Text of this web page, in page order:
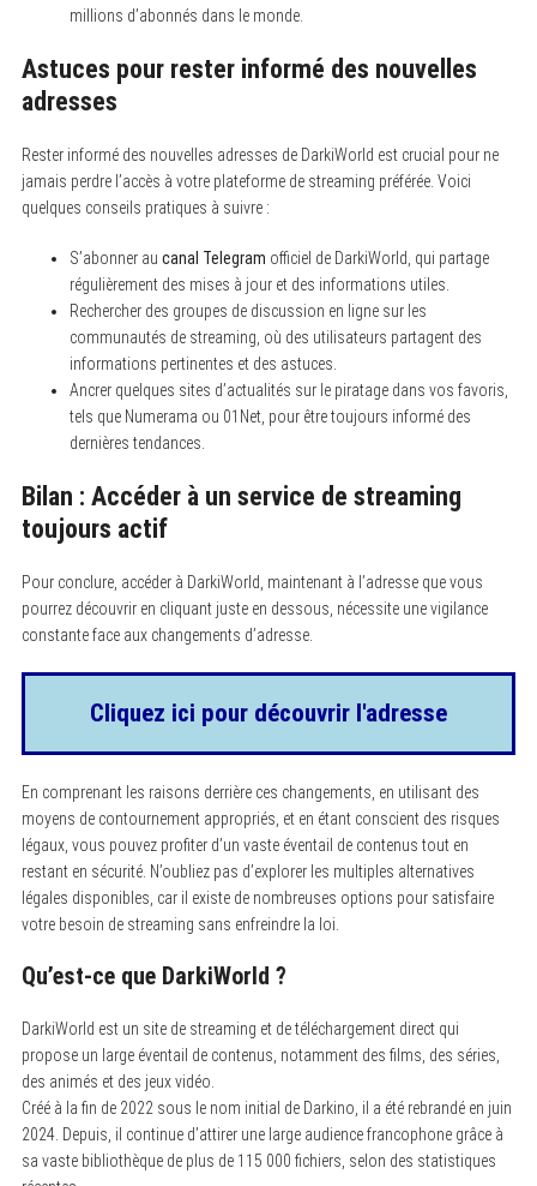
millions d’abonnés dans le monde.
Astuces pour rester informé des nouvelles
adresses
Rester informé des nouvelles adresses de DarkiWorld est crucial pour ne
jamais perdre l’accès à votre plateforme de streaming préférée. Voici
quelques conseils pratiques à suivre :
S’abonner au canal Telegram officiel de DarkiWorld, qui partage
régulièrement des mises à jour et des informations utiles.
Rechercher des groupes de discussion en ligne sur les
communautés de streaming, où des utilisateurs partagent des
informations pertinentes et des astuces.
Ancrer quelques sites d’actualités sur le piratage dans vos favoris,
tels que Numerama ou 01Net, pour être toujours informé des
dernières tendances.
Bilan : Accéder à un service de streaming
toujours actif
Pour conclure, accéder à DarkiWorld, maintenant à l’adresse que vous
pourrez découvrir en cliquant juste en dessous, nécessite une vigilance
constante face aux changements d’adresse.
Cliquez ici pour découvrir l'adresse
En comprenant les raisons derrière ces changements, en utilisant des
moyens de contournement appropriés, et en étant conscient des risques
légaux, vous pouvez profiter d’un vaste éventail de contenus tout en
restant en sécurité. N’oubliez pas d’explorer les multiples alternatives
légales disponibles, car il existe de nombreuses options pour satisfaire
votre besoin de streaming sans enfreindre la loi.
Qu’est-ce que DarkiWorld ?
DarkiWorld est un site de streaming et de téléchargement direct qui
propose un large éventail de contenus, notamment des films, des séries,
des animés et des jeux vidéo.
Créé à la fin de 2022 sous le nom initial de Darkino, il a été rebrandé en juin
2024. Depuis, il continue d’attirer une large audience francophone grâce à
sa vaste bibliothèque de plus de 115 000 fichiers, selon des statistiques